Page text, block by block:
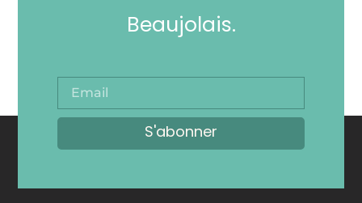
Beaujolais.
S'abonner